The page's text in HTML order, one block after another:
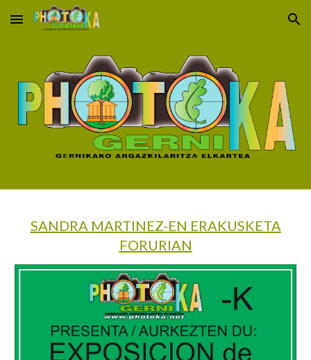
Skip to main content Skip to navigation
SANDRA MARTINEZ-EN ERAKUSKETA
FORURIAN